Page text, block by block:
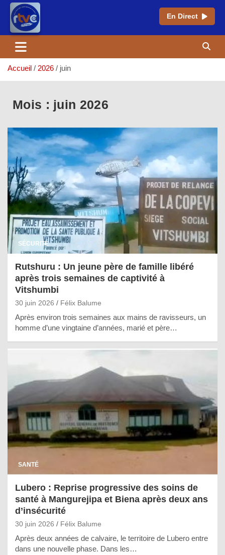
En Direct
contenu
Accueil
2026 juin
Mois : juin 2026
SÉCURITÉ
Rutshuru : Un jeune père de famille libéré
après trois semaines de captivité à
Vitshumbi
30 juin 2026 Félix Balume
Après environ trois semaines aux mains de ravisseurs, un
homme d’une vingtaine d’années, marié et père…
SANTÉ
Lubero : Reprise progressive des soins de
santé à Mangurejipa et Biena après deux ans
d’insécurité
30 juin 2026 Félix Balume
Après deux années de calvaire, le territoire de Lubero entre
dans une nouvelle phase. Dans les…